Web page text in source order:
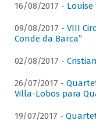
16/08/2017 - Louise
09/08/2017 - VIII
Conde da Barca”
02/08/2017 -
26/07/2017 -
Villa-Lobos para
19/07/2017 -